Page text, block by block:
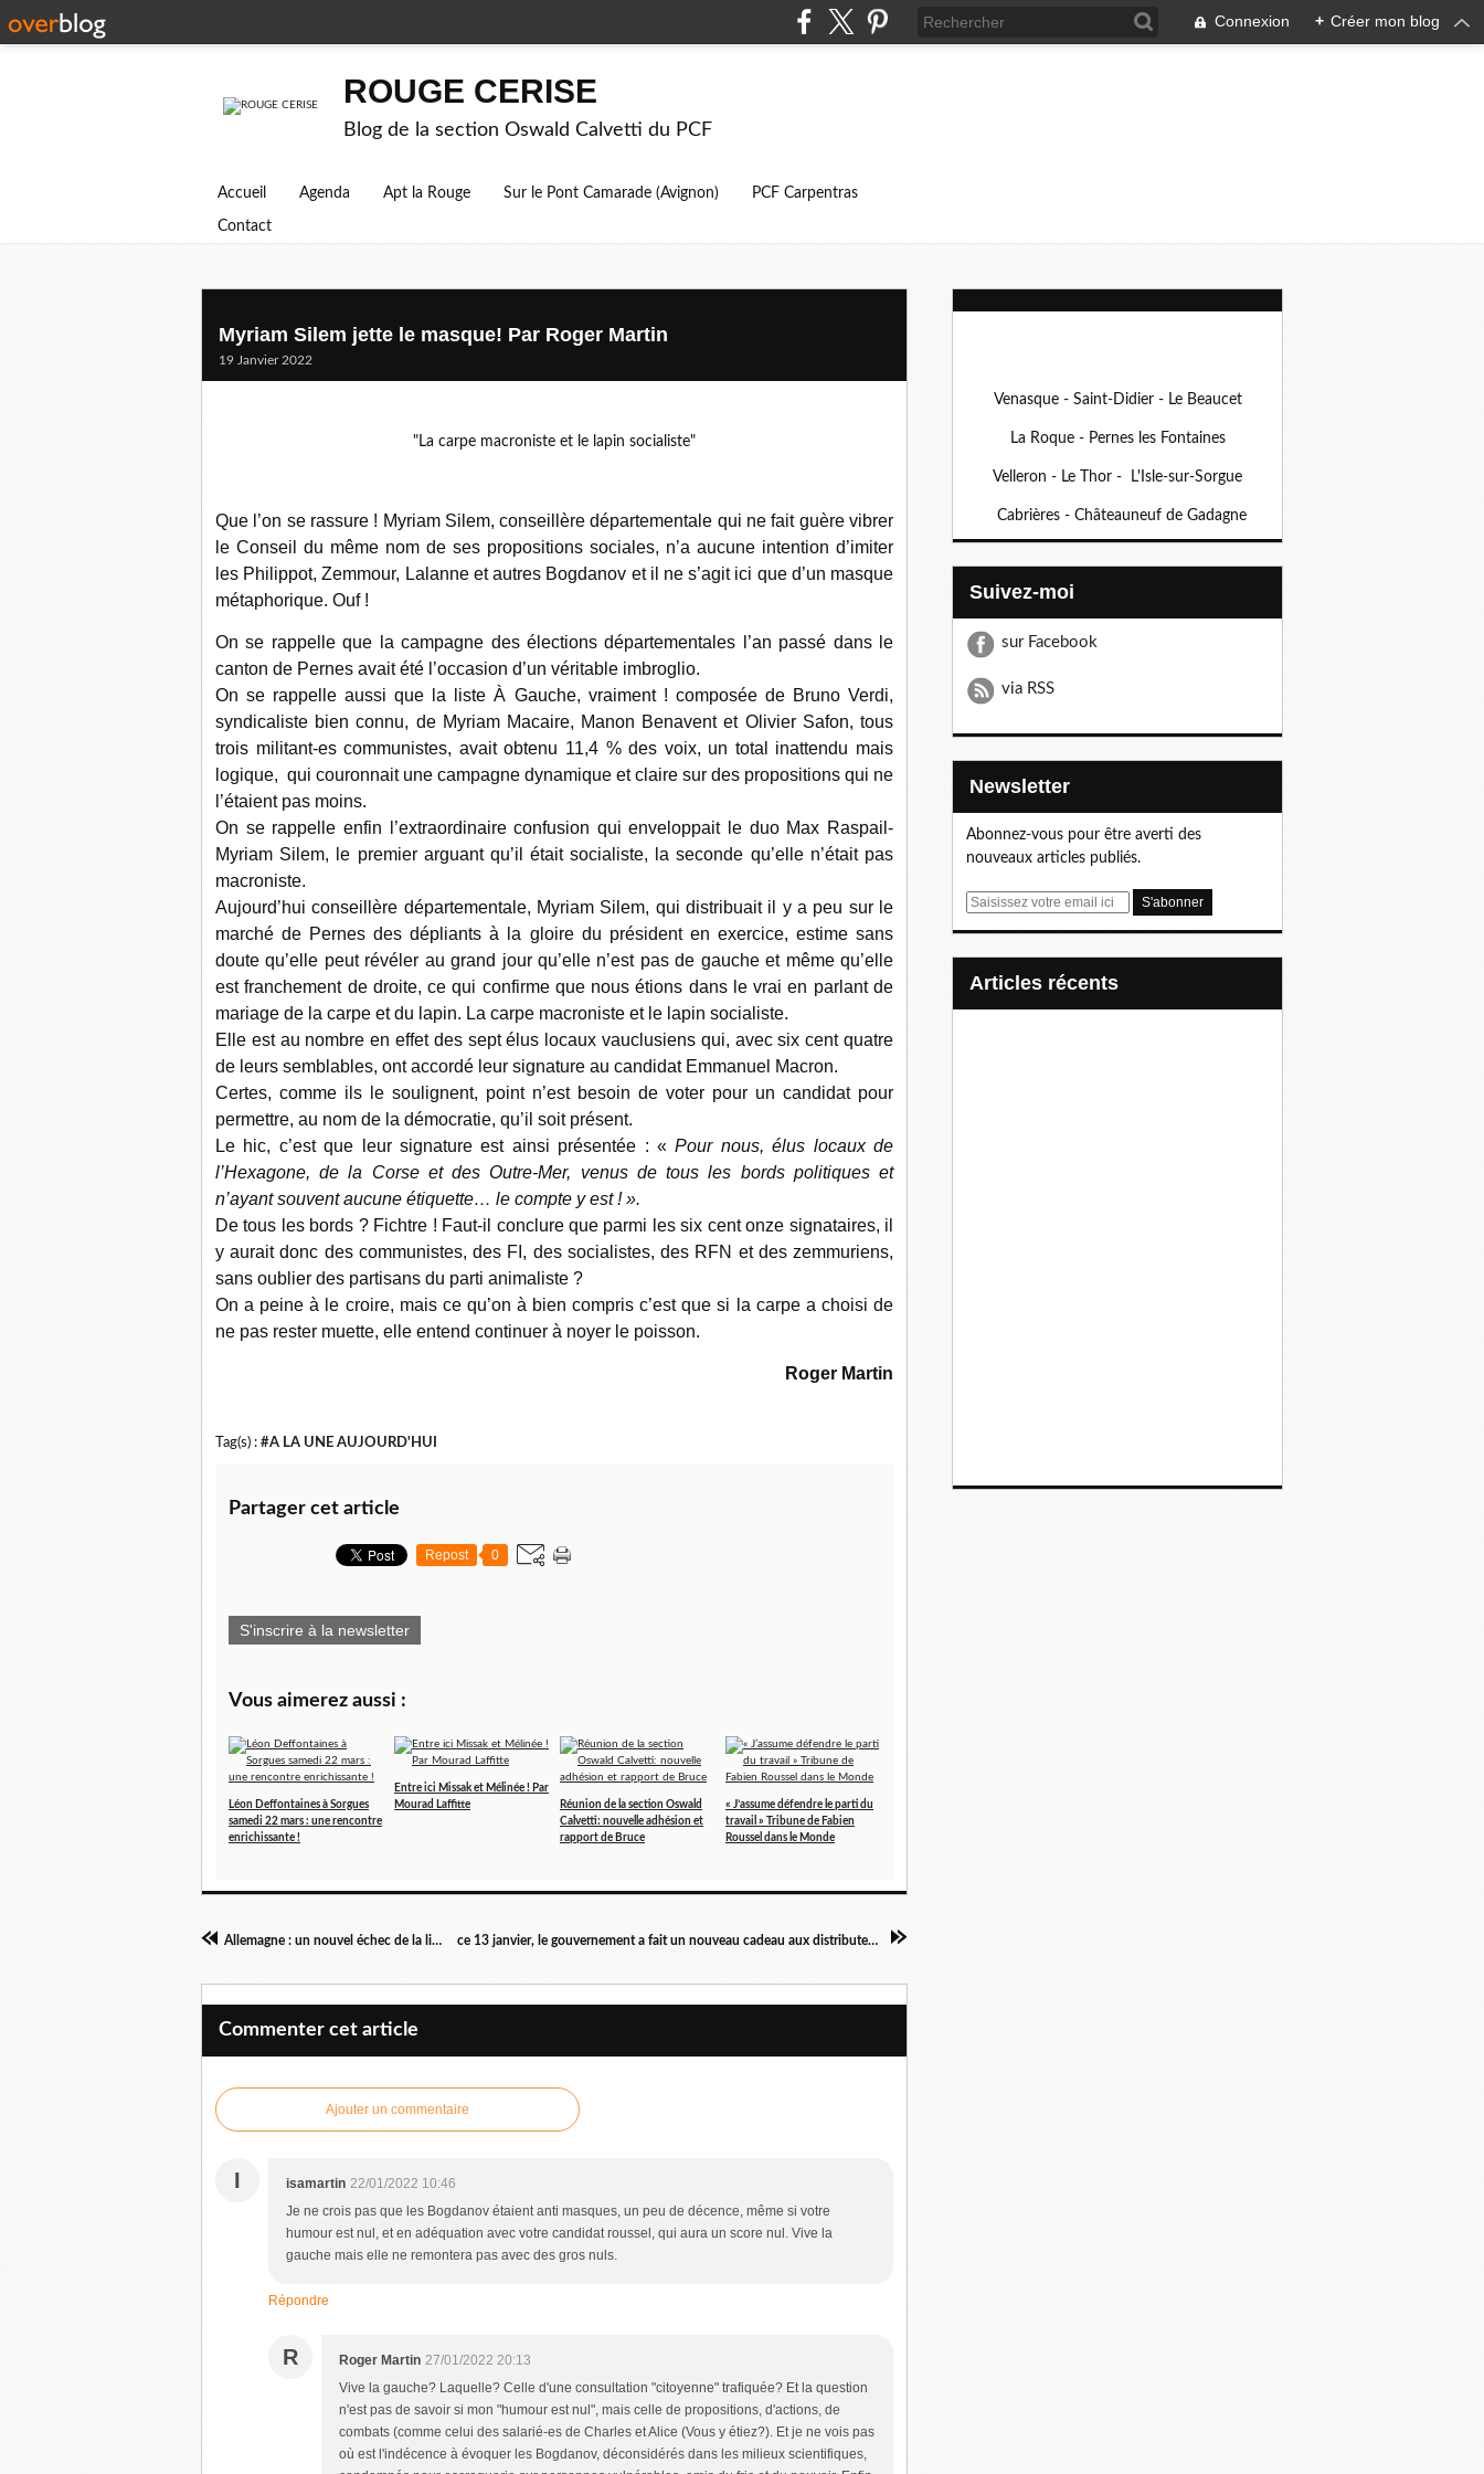
Connexion + Créer mon blog
ROUGE CERISE
Blog de la section Oswald Calvetti du PCF
Accueil Agenda Apt la Rouge Sur le Pont Camarade (Avignon) PCF Carpentras
Contact
Myriam Silem jette le masque! Par Roger Martin
19 Janvier 2022
"La carpe macroniste et le lapin socialiste"
Que l’on se rassure ! Myriam Silem, conseillère départementale qui ne fait guère vibrer
le Conseil du même nom de ses propositions sociales, n’a aucune intention d’imiter
les Philippot, Zemmour, Lalanne et autres Bogdanov et il ne s’agit ici que d’un masque
métaphorique. Ouf !
On se rappelle que la campagne des élections départementales l’an passé dans le
canton de Pernes avait été l’occasion d’un véritable imbroglio.
On se rappelle aussi que la liste À Gauche, vraiment ! composée de Bruno Verdi,
syndicaliste bien connu, de Myriam Macaire, Manon Benavent et Olivier Safon, tous
trois militant-es communistes, avait obtenu 11,4 % des voix, un total inattendu mais
logique, qui couronnait une campagne dynamique et claire sur des propositions qui ne
l’étaient pas moins.
On se rappelle enfin l’extraordinaire confusion qui enveloppait le duo Max Raspail-
Myriam Silem, le premier arguant qu’il était socialiste, la seconde qu’elle n’était pas
macroniste.
Aujourd’hui conseillère départementale, Myriam Silem, qui distribuait il y a peu sur le
marché de Pernes des dépliants à la gloire du président en exercice, estime sans
doute qu’elle peut révéler au grand jour qu’elle n’est pas de gauche et même qu’elle
est franchement de droite, ce qui confirme que nous étions dans le vrai en parlant de
mariage de la carpe et du lapin. La carpe macroniste et le lapin socialiste.
Elle est au nombre en effet des sept élus locaux vauclusiens qui, avec six cent quatre
de leurs semblables, ont accordé leur signature au candidat Emmanuel Macron.
Certes, comme ils le soulignent, point n’est besoin de voter pour un candidat pour
permettre, au nom de la démocratie, qu’il soit présent.
Le hic, c’est que leur signature est ainsi présentée : « Pour nous, élus locaux de
l’Hexagone, de la Corse et des Outre-Mer, venus de tous les bords politiques et
n’ayant souvent aucune étiquette… le compte y est ! ».
De tous les bords ? Fichtre ! Faut-il conclure que parmi les six cent onze signataires, il
y aurait donc des communistes, des FI, des socialistes, des RFN et des zemmuriens,
sans oublier des partisans du parti animaliste ?
On a peine à le croire, mais ce qu’on à bien compris c’est que si la carpe a choisi de
ne pas rester muette, elle entend continuer à noyer le poisson.
Roger Martin
Tag(s) : #A LA UNE AUJOURD'HUI
Partager cet article
Repost 0
S'inscrire à la newsletter
Vous aimerez aussi :
Léon Deffontaines à Sorgues
samedi 22 mars : une rencontre
enrichissante !
Entre ici Missak et Mélinée ! Par
Mourad Laffitte
Réunion de la section Oswald
Calvetti: nouvelle adhésion et
rapport de Bruce
« J’assume défendre le parti du
travail » Tribune de Fabien
Roussel dans le Monde
Allemagne : un nouvel échec de la libéralisation du rail ce 13 janvier, le gouvernement a fait un nouveau cadeau aux distributeurs privés ... pour mieux tuer EDF
Commenter cet article
Ajouter un commentaire
I isamartin 22/01/2022 10:46
Je ne crois pas que les Bogdanov étaient anti masques, un peu de décence, même si votre
humour est nul, et en adéquation avec votre candidat roussel, qui aura un score nul. Vive la
gauche mais elle ne remontera pas avec des gros nuls.
Répondre
R Roger Martin 27/01/2022 20:13
Vive la gauche? Laquelle? Celle d'une consultation "citoyenne" trafiquée? Et la question
n'est pas de savoir si mon "humour est nul", mais celle de propositions, d'actions, de
combats (comme celui des salarié-es de Charles et Alice (Vous y étiez?). Et je ne vois pas
où est l'indécence à évoquer les Bogdanov, déconsidérés dans les milieux scientifiques,
Venasque - Saint-Didier - Le Beaucet
La Roque - Pernes les Fontaines
Velleron - Le Thor - L'Isle-sur-Sorgue
Cabrières - Châteauneuf de Gadagne
Suivez-moi
sur Facebook
via RSS
Newsletter
Abonnez-vous pour être averti des
nouveaux articles publiés.
E
articles récents